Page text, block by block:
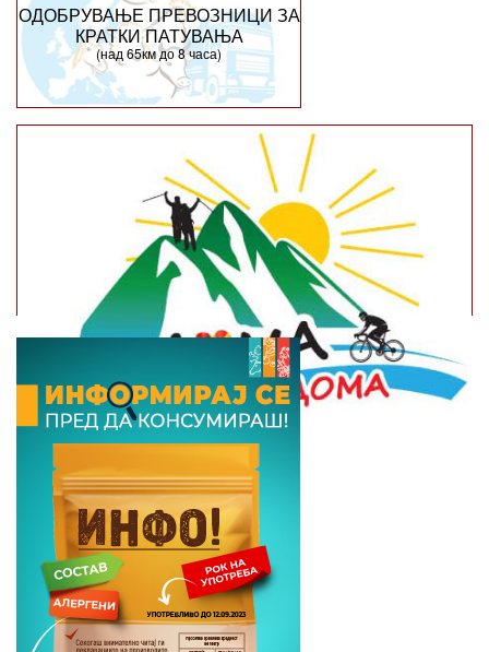
ОДОБРУВАЊЕ ПРЕВОЗНИЦИ ЗА
КРАТКИ ПАТУВАЊА
(над 65км до 8 часа)